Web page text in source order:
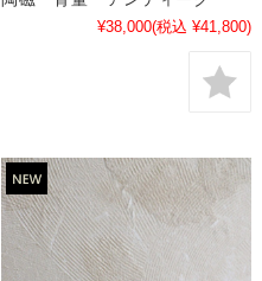
¥38,000(税込 ¥41,800)